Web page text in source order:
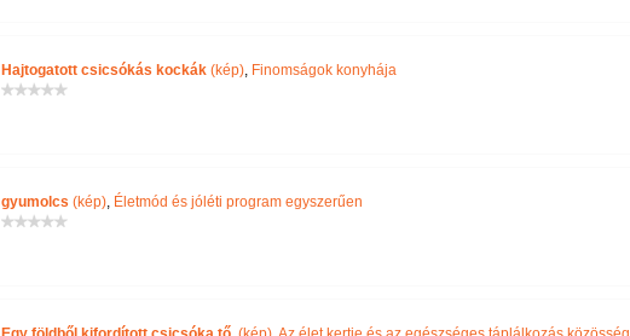
Hajtogatott csicsókás kockák(kép), Finomságok konyhája
gyumolcs (kép), Életmód és jóléti program egyszerűen